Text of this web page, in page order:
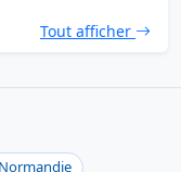
Tout afficher